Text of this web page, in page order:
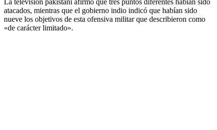
La televisión pakistaní afirmó que tres puntos diferentes habían sido
atacados, mientras que el gobierno indio indicó que habían sido
nueve los objetivos de esta ofensiva militar que describieron como
«de carácter limitado».